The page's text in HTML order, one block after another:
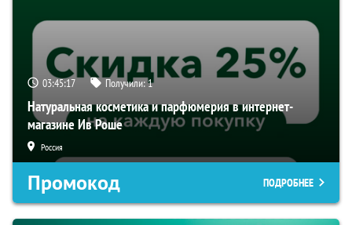
03:45:16 Получили:1
Натуральная косметика и парфюмерия в интернет-
магазине Ив Роше
Россия
Промокод ПОДРОБНЕЕ